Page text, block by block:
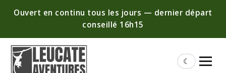
Ouvert en continu tous les jours — dernier départ
conseillé 16h15
☾